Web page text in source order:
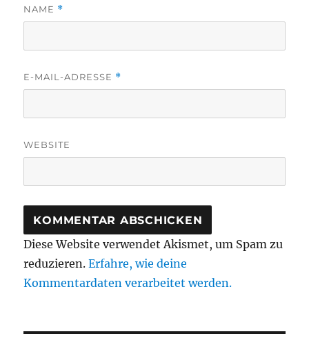
NAME *
E-MAIL-ADRESSE *
WEBSITE
Diese Website verwendet Akismet, um Spam zu
reduzieren.Erfahre, wie deine
Kommentardaten verarbeitet werden.